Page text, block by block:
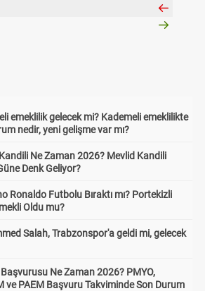
emeklilik gelecek mi? Kademeli emeklilikte
nedir, yeni gelişme var mı?
Ne Zaman 2026? Mevlid Kandili
Denk Geliyor?
Ronaldo Futbolu Bıraktı mı? Portekizli
Oldu mu?
Salah, Trabzonspor'a geldi mi, gelecek
Ne Zaman 2026? PMYO,
ve PAEM Başvuru Takviminde Son Durum